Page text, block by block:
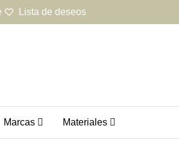
Lista de deseos
Marcas Materiales